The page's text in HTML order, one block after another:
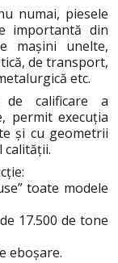
numai, piesele
importantă din
mașini unelte,
de transport,
etc.
de calificare a
permit execuția
și cu geometrii
calității.
toate modele
17.500 de tone
eboşare.